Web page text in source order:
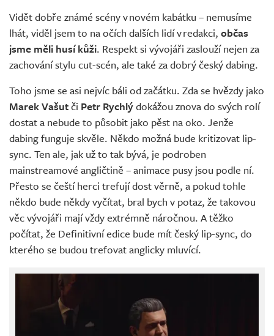
Vidět dobře známé scény v novém kabátku – nemusíme
lhát, viděl jsem to na očích dalších lidí v redakci, občas
jsme měli husí kůži. Respekt si vývojáři zaslouží nejen za
zachování stylu cut-scén, ale také za dobrý český dabing.
Toho jsme se asi nejvíc báli od začátku. Zda se hvězdy jako
Marek Vašutči Petr Rychlýdokážou znova do svých rolí
dostat a nebude to působit jako pěst na oko. Jenže
dabing funguje skvěle. Někdo možná bude kritizovat lip-
sync. Ten ale, jak už to tak bývá, je podroben
mainstreamové angličtině – animace pusy jsou podle ní.
Přesto se čeští herci trefují dost věrně, a pokud tohle
někdo bude někdy vyčítat, bral bych v potaz, že takovou
věc vývojáři mají vždy extrémně náročnou. A těžko
počítat, že Definitivní edice bude mít český lip-sync, do
kterého se budou trefovat anglicky mluvící.